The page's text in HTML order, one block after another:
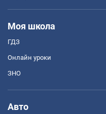
Моя школа
ГДЗ
Онлайн уроки
ЗНО
Авто